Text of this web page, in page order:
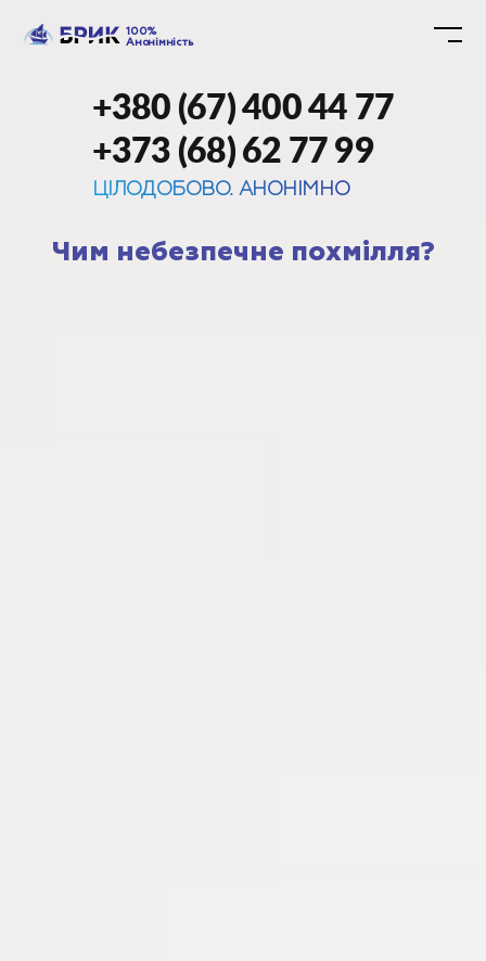
100%
Анонімність
+380 (67) 400 44 77
+373 (68) 62 77 99
ЦІЛОДОБОВО. АНОНІМНО
Чим небезпечне похмілля?